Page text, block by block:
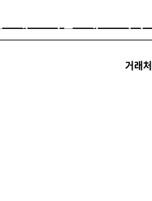
거래처